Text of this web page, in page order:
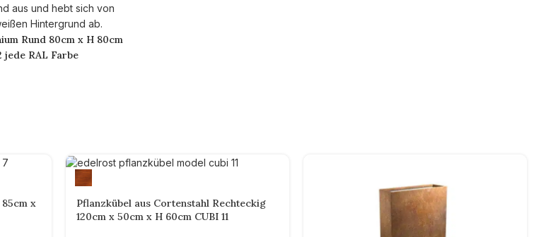
Rund 80cm x H 80cm
jede RAL Farbe
x
Pflanzkübel aus Cortenstahl Rechteckig
120cm x 50cm x H 60cm CUBI 11